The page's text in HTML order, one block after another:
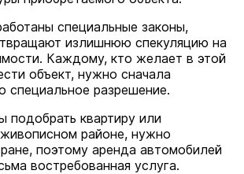
специальные законы,
излишнюю спекуляцию на
Каждому, кто желает в этой
объект, нужно сначала
специальное разрешение.
подобрать квартиру или
районе, нужно
поэтому аренда автомобилей
востребованная услуга.